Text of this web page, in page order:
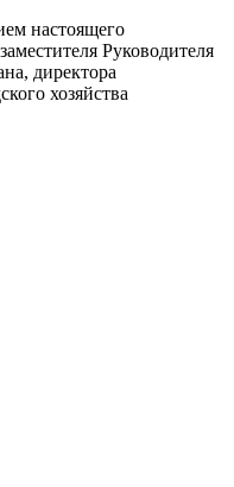
настоящего
Руководителя
, директора
хозяйства